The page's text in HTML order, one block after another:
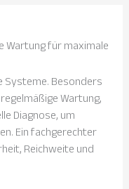
Wartung für maximale
Systeme. Besonders
Wartung,
Diagnose, um
Ein fachgerechter
Reichweite und